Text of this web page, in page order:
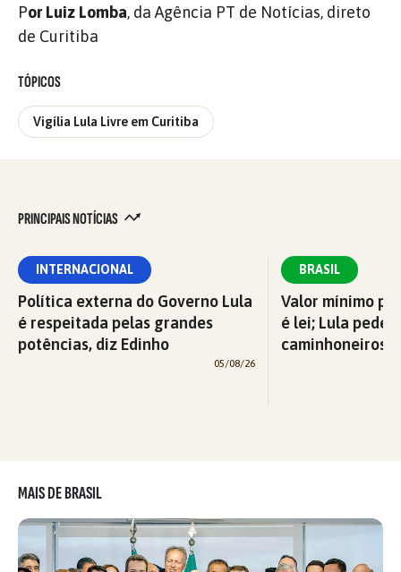
Por Luiz Lomba, da Agência PT de Notícias, direto
de Curitiba
TÓPICOS
Vigília Lula Livre em Curitiba
PRINCIPAIS NOTÍCIAS
INTERNACIONAL
Política externa do Governo Lula
é respeitada pelas grandes
potências, diz Edinho
05/08/26
BRASIL
Valor mínimo
é lei; Lula pede
caminhoneiros
MAIS DE BRASIL